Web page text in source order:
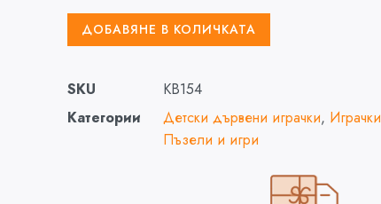
ДОБАВЯНЕ В КОЛИЧКАТА
SKU
KB154
Категории
Детски дървени играчки, Играчки
Пъзели и игри